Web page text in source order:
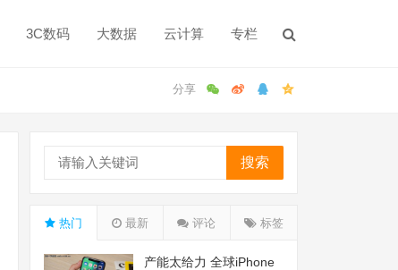
3C数码 大数据 云计算 专栏
搜索
热门 最新 评论 标签
产能太给力 全球iPhone